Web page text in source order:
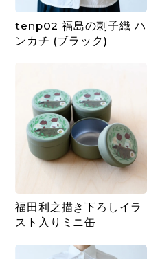
tenp02 福島の刺子織 ハ
ンカチ (ブラック)
福田利之描き下ろしイラ
スト入りミニ缶